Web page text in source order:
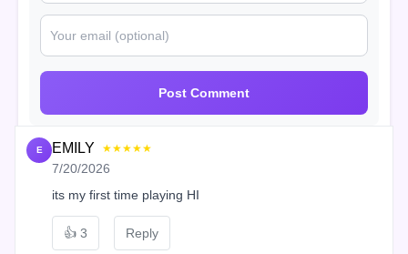
Post Comment
E EMILY ★★★★★
7/20/2026
its my first time playing HI
👍 3 Reply